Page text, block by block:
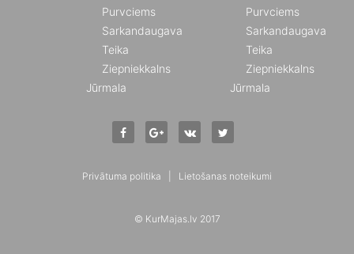
Purvciems
Sarkandaugava
Teika
Ziepniekkalns
Jūrmala
Purvciems
Sarkandaugava
Teika
Ziepniekkalns
Jūrmala
Privātuma politika Lietošanas noteikumi
© KurMajas.lv 2017